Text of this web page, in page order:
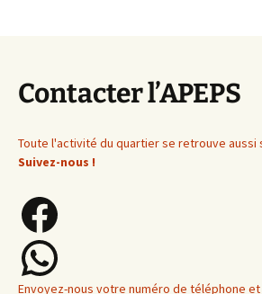
Contacter l’APEPS
Toute l'activité du quartier se retrouve aussi
Suivez-nous !
Facebook
WhatsApp
Envoyez-nous votre numéro de téléphone